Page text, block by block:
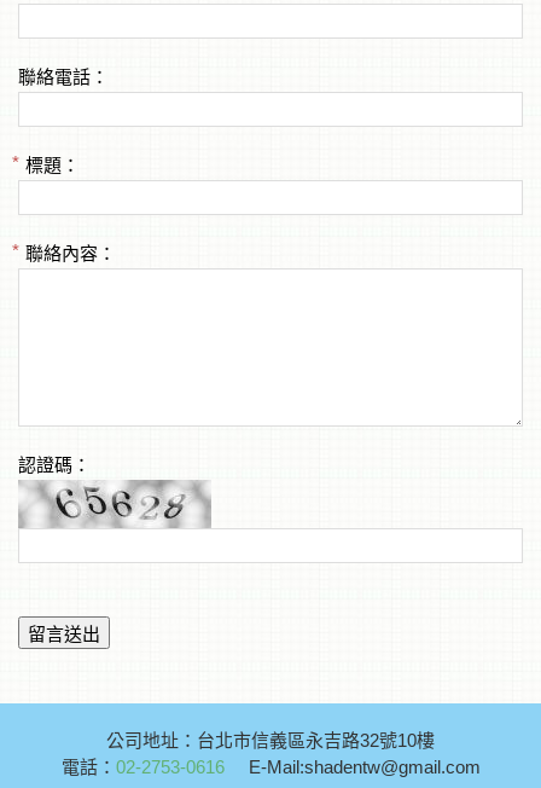
聯絡電話：
標題：
聯絡內容：
認證碼：
公司地址：台北市信義區永吉路32號10樓
電話： 02-2753-0616E-Mail:shadentw@gmail.com